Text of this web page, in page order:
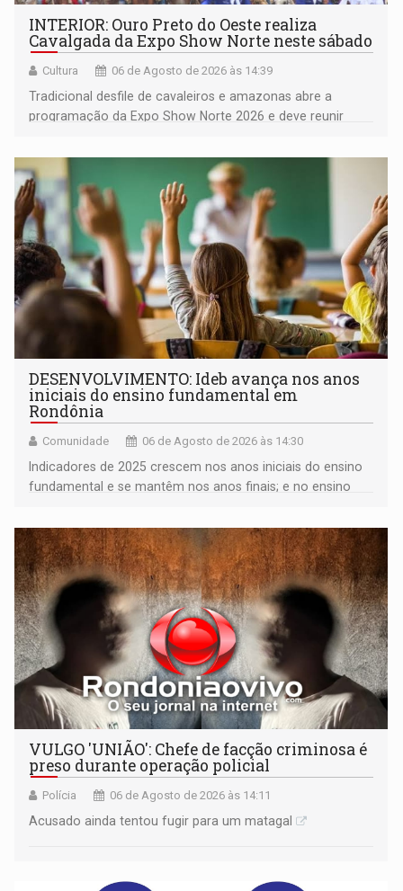
INTERIOR: Ouro Preto do Oeste realiza
Cavalgada da Expo Show Norte neste sábado
Cultura 06 de Agosto de 2026 às 14:39
Tradicional desfile de cavaleiros e amazonas abre a
programação da Expo Show Norte 2026 e deve reunir
DESENVOLVIMENTO: Ideb avança nos anos
iniciais do ensino fundamental em
Rondônia
Comunidade 06 de Agosto de 2026 às 14:30
Indicadores de 2025 crescem nos anos iniciais do ensino
fundamental e se mantêm nos anos finais; e no ensino
VULGO 'UNIÃO': Chefe de facção criminosa é
preso durante operação policial
Polícia 06 de Agosto de 2026 às 14:11
Acusado ainda tentou fugir para um matagal